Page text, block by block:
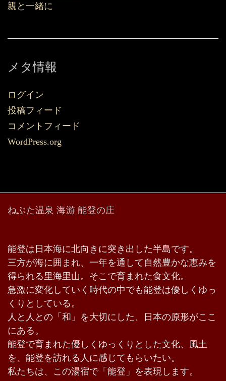
親と一緒に
メタ情報
ログイン
投稿フィード
コメントフィード
WordPress.org
ねぶた温泉 海游 能登の庄
能登は日本海に北向きに突き出した半島です。
三方が海に囲まれ、一年を通して自然豊かな恵みを
得られる里海里山。そこで育まれた食文化。
急激に変化していく時代の中でも能登は優しくゆっ
くりとしている。
人と人との「和」を大切にした、日本の原形がここ
にある。
能登で育まれた優しくゆっくりとした文化、風土
を、能登を訪れる人に感じてもらいたい。
私たちは、この湯宿で「能登」を表現します。